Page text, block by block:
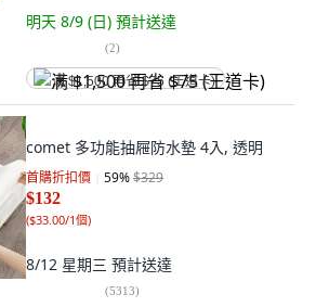
明天 8/9 (日) 預計送達
(2)
满 $1,500 再省 $75 (王道卡)
comet 多功能抽屜防水墊 4入, 透明
首購折扣價 59%$329
$132
($33.00/1個)
8/12 星期三 預計送達
(5313)